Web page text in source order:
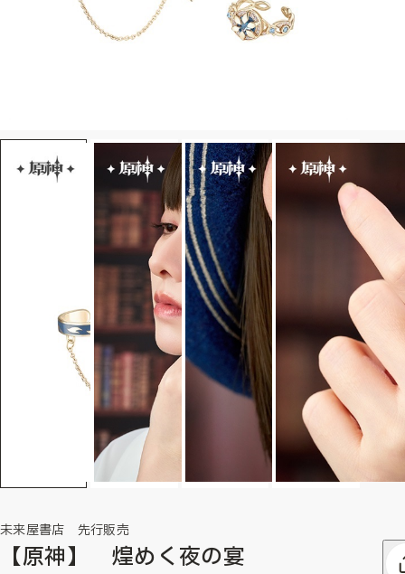
未来屋書店 先行販売
【原神】 煌めく夜の宴